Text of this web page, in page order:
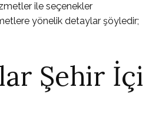
ile seçenekler
yönelik detaylar şöyledir;
Şehir İçi